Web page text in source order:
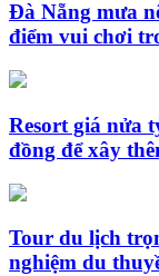
Đà Nẵng mưa
điểm vui chơi
Resort giá nửa
đồng để xây
Tour du lịch
nghiệm du